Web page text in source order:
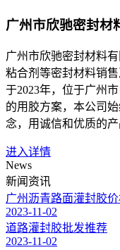
广州市欣驰密封材
广州市欣驰密封材料
粘合剂等密封材料销
于2023年，位于广州
的用胶方案，本公司
念，用诚信和优质的
进入详情
News
新闻资讯
广州沥青路面灌封胶
2023-11-02
道路灌封胶批发推荐
2023-11-02